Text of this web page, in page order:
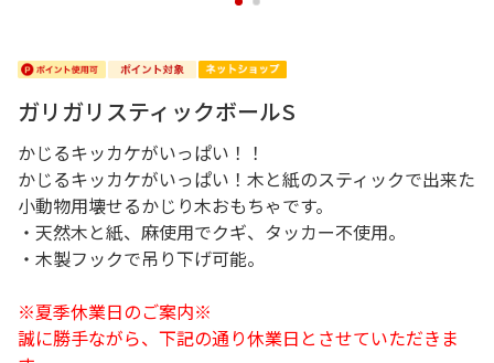
1 2
ガリガリスティックボールS
かじるキッカケがいっぱい！！
かじるキッカケがいっぱい！木と紙のスティックで出来た
小動物用壊せるかじり木おもちゃです。
・天然木と紙、麻使用でクギ、タッカー不使用。
・木製フックで吊り下げ可能。
※夏季休業日のご案内※
誠に勝手ながら、下記の通り休業日とさせていただきま